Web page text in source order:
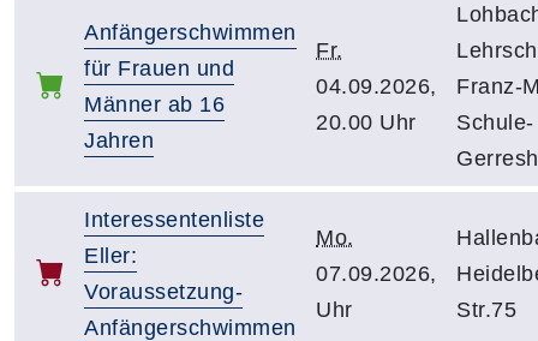
Anfängerschwimmen
für Frauen und
Männer ab 16
Jahren
Fr.
04.09.2026,
20.00 Uhr
Franz-
Schule-
Interessentenliste
Eller:
Voraussetzung-
Anfängerschwimmen
Mo.
07.09.2026,
Uhr
Str.75